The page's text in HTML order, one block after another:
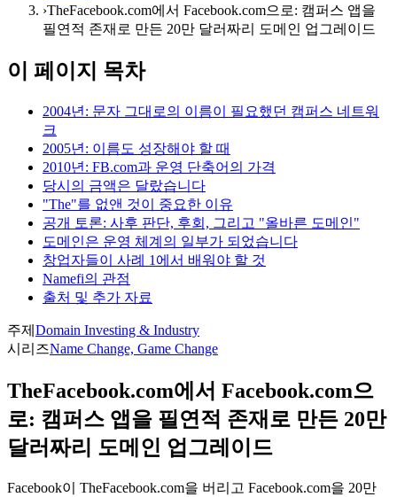
›TheFacebook.com에서 Facebook.com으로: 캠퍼스 앱을
필연적 존재로 만든 20만 달러짜리 도메인 업그레이드
이 페이지 목차
2004년: 문자 그대로의 이름이 필요했던 캠퍼스 네트워
크
2005년: 이름도 성장해야 할 때
2010년: FB.com과 운영 단축어의 가격
당시의 금액은 달랐습니다
"The"를 없앤 것이 중요한 이유
공개 토론: 사후 판단, 후회, 그리고 "올바른 도메인"
도메인은 운영 체계의 일부가 되었습니다
창업자들이 사례 1에서 배워야 할 것
Namefi의 관점
출처 및 추가 자료
주제 Domain Investing & Industry
시리즈Name Change, Game Change
TheFacebook.com에서 Facebook.com으
로: 캠퍼스 앱을 필연적 존재로 만든 20만
달러짜리 도메인 업그레이드
Facebook이 TheFacebook.com을 버리고 Facebook.com을 20만